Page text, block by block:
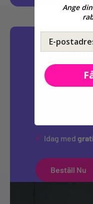
Beställ
LED-
Idag med
Beställ Nu
Ange
E-postadress